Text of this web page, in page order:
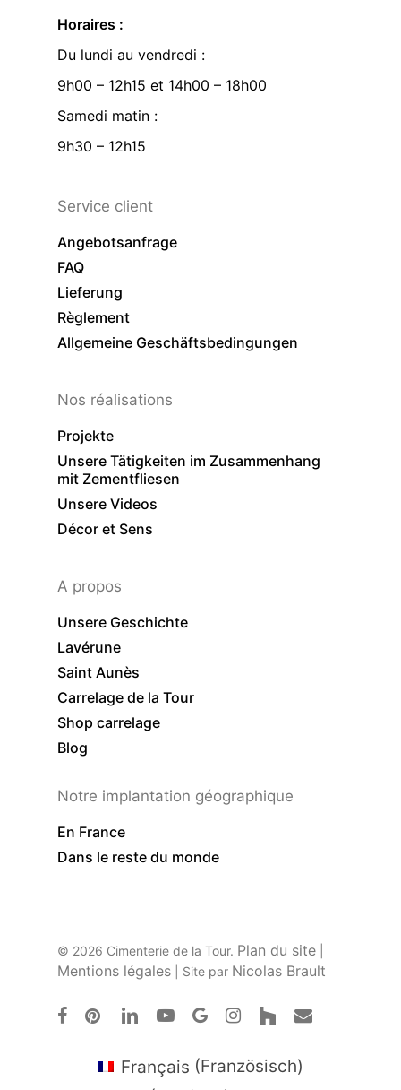
Horaires :
Du lundi au vendredi :
9h00 – 12h15 et 14h00 – 18h00
Samedi matin :
9h30 – 12h15
Service client
Angebotsanfrage
FAQ
Lieferung
Règlement
Allgemeine Geschäftsbedingungen
Nos réalisations
Projekte
Unsere Tätigkeiten im Zusammenhang
mit Zementfliesen
Unsere Videos
Décor et Sens
A propos
Unsere Geschichte
Lavérune
Saint Aunès
Carrelage de la Tour
Shop carrelage
Blog
Notre implantation géographique
En France
Dans le reste du monde
© 2026 Cimenterie de la Tour. Plan du site
Mentions légales | Site par Nicolas Brault
facebookpinterestlinkedinyoutubegoogle-instagramhouzzemail
Français (Französisch)